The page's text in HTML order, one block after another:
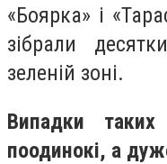
«Боярка» і
зібрали
зеленій зоні.
Випадки
поодинокі, а